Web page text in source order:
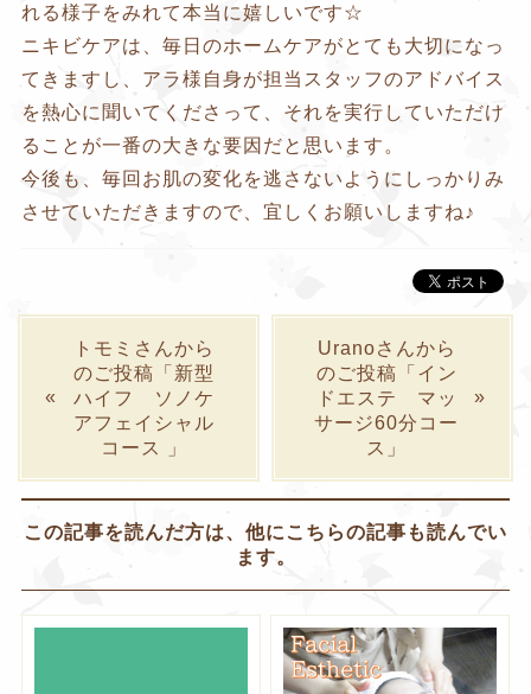
れる様子をみれて本当に嬉しいです☆
ニキビケアは、毎日のホームケアがとても大切になっ
てきますし、アラ様自身が担当スタッフのアドバイス
を熱心に聞いてくださって、それを実行していただけ
ることが一番の大きな要因だと思います。
今後も、毎回お肌の変化を逃さないようにしっかりみ
させていただきますので、宜しくお願いしますね♪
トモミさんから
のご投稿「新型
ハイフ ソノケ
アフェイシャル
コース 」
Uranoさんから
のご投稿「イン
ドエステ マッ
サージ60分コー
ス」
この記事を読んだ方は、他にこちらの記事も読んでい
ます。